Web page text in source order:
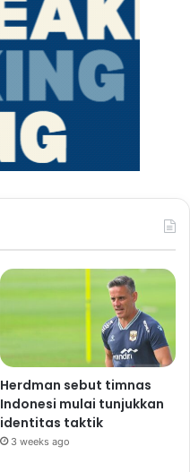
Herdman sebut timnas
Indonesi mulai tunjukkan
identitas taktik
3 weeks ago